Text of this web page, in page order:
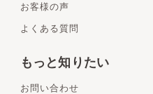
お客様の声
よくある質問
もっと知りたい
お問い合わせ